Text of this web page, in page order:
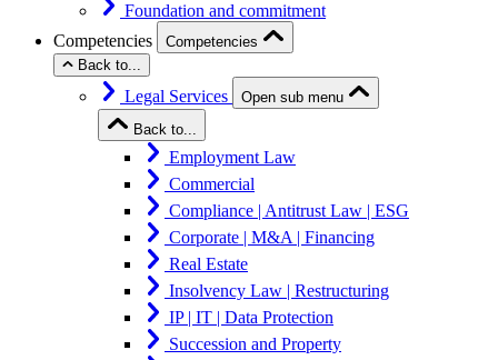
Foundation and commitment
Competencies
Competencies
Back to...
Legal Services
Open sub menu
Back to...
Employment Law
Commercial
Compliance | Antitrust Law | ESG
Corporate | M&A | Financing
Real Estate
Insolvency Law | Restructuring
IP | IT | Data Protection
Succession and Property